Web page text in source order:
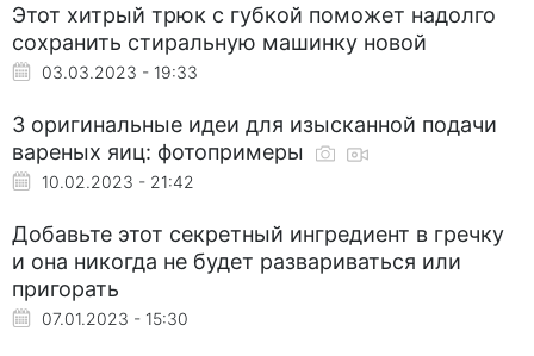
Этот хитрый трюк с губкой поможет надолго
сохранить стиральную машинку новой
03.03.2023 - 19:33
3 оригинальные идеи для изысканной подачи
вареных яиц: фотопримеры
10.02.2023 - 21:42
Добавьте этот секретный ингредиент в гречку
и она никогда не будет развариваться или
пригорать
07.01.2023 - 15:30